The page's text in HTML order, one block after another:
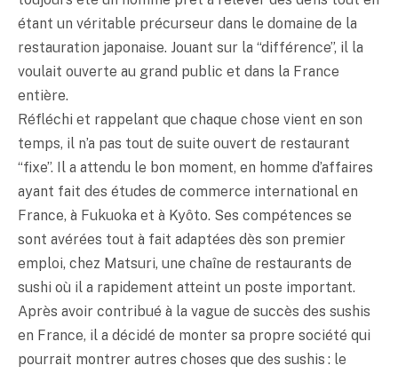
étant un véritable précurseur dans le domaine de la
restauration japonaise. Jouant sur la “différence”, il la
voulait ouverte au grand public et dans la France
entière.
Réfléchi et rappelant que chaque chose vient en son
temps, il n’a pas tout de suite ouvert de restaurant
“fixe”. Il a attendu le bon moment, en homme d’affaires
ayant fait des études de commerce international en
France, à Fukuoka et à Kyôto. Ses compétences se
sont avérées tout à fait adaptées dès son premier
emploi, chez Matsuri, une chaîne de restaurants de
sushi où il a rapidement atteint un poste important.
Après avoir contribué à la vague de succès des sushis
en France, il a décidé de monter sa propre société qui
pourrait montrer autres choses que des sushis : le